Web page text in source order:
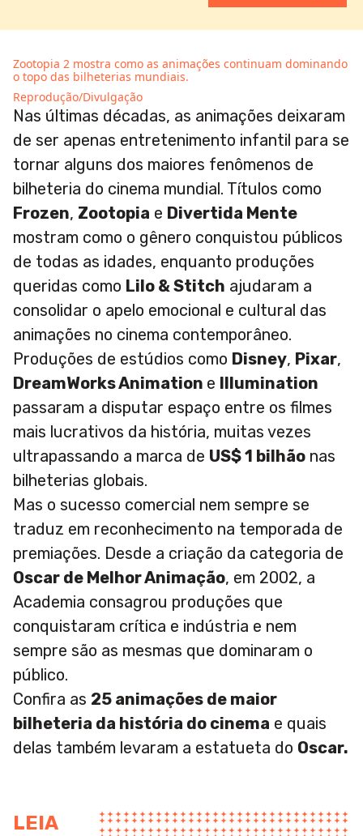
Zootopia 2 mostra como as animações continuam dominando
o topo das bilheterias mundiais.
Reprodução/Divulgação
Nas últimas décadas, as animações deixaram
de ser apenas entretenimento infantil para se
tornar alguns dos maiores fenômenos de
bilheteria do cinema mundial. Títulos como
Frozen, Zootopia e Divertida Mente
mostram como o gênero conquistou públicos
de todas as idades, enquanto produções
queridas como Lilo & Stitch ajudaram a
consolidar o apelo emocional e cultural das
animações no cinema contemporâneo.
Produções de estúdios como Disney, Pixar,
DreamWorks Animation e Illumination
passaram a disputar espaço entre os filmes
mais lucrativos da história, muitas vezes
ultrapassando a marca de US$ 1 bilhão nas
bilheterias globais.
Mas o sucesso comercial nem sempre se
traduz em reconhecimento na temporada de
premiações. Desde a criação da categoria de
Oscar de Melhor Animação, em 2002, a
Academia consagrou produções que
conquistaram crítica e indústria e nem
sempre são as mesmas que dominaram o
público.
Confira as 25 animações de maior
bilheteria da história do cinema e quais
delas também levaram a estatueta do Oscar.
LEIA